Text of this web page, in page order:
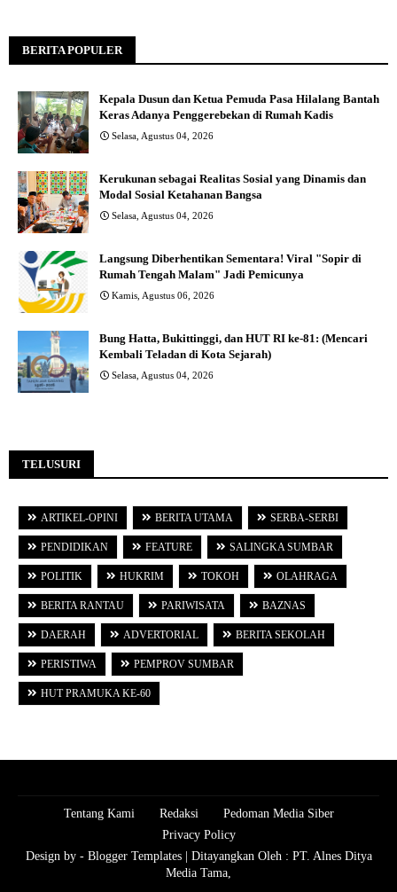
BERITA POPULER
Kepala Dusun dan Ketua Pemuda Pasa Hilalang Bantah
Keras Adanya Penggerebekan di Rumah Kadis
Selasa, Agustus 04, 2026
Kerukunan sebagai Realitas Sosial yang Dinamis dan
Modal Sosial Ketahanan Bangsa
Selasa, Agustus 04, 2026
Langsung Diberhentikan Sementara! Viral "Sopir di
Rumah Tengah Malam" Jadi Pemicunya
Kamis, Agustus 06, 2026
Bung Hatta, Bukittinggi, dan HUT RI ke-81: (Mencari
Kembali Teladan di Kota Sejarah)
Selasa, Agustus 04, 2026
TELUSURI
ARTIKEL-OPINI BERITA UTAMA SERBA-SERBI
PENDIDIKAN FEATURE SALINGKA SUMBAR
POLITIK HUKRIM TOKOH OLAHRAGA
BERITA RANTAU PARIWISATA BAZNAS
DAERAH ADVERTORIAL BERITA SEKOLAH
PERISTIWA PEMPROV SUMBAR
HUT PRAMUKA KE-60
Tentang Kami Redaksi
Pedoman Media Siber
Privacy Policy
Design by - Blogger Templates | Ditayangkan Oleh : PT. Alnes Ditya
Media Tama,